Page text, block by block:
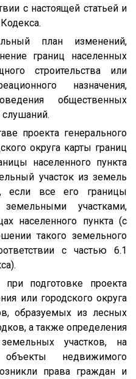
с настоящей статьей и
план изменений,
границ населенных
строительства или
назначения,
общественных
проекта генерального
округа карты границ
населенного пункта
участок из земель
если все его границы
участками,
населенного пункта (с
такого земельного
с частью 6.1
подготовке проекта
или городского округа
образуемых из лесных
а также определения
участков, на
недвижимого
права граждан и